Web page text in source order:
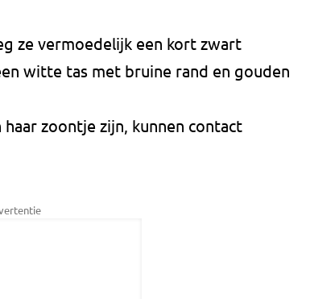
ze vermoedelijk een kort zwart
witte tas met bruine rand en gouden
zoontje zijn, kunnen contact